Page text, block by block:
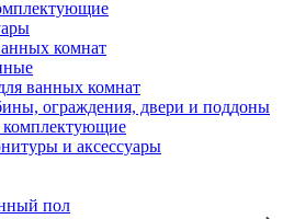
комнат
ванных комнат
ограждения, двери и поддоны
и аксессуары
пол